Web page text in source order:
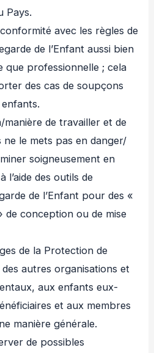
Pays.
avec les règles de
de l’Enfant aussi bien
que professionnelle ; cela
des cas de soupçons
enfants.
manière de travailler et de
ne le mets pas en danger/
soigneusement en
l’aide des outils de
de l’Enfant pour des «
de conception ou de mise
de la Protection de
autres organisations et
aux enfants eux-
et aux membres
manière générale.
de possibles